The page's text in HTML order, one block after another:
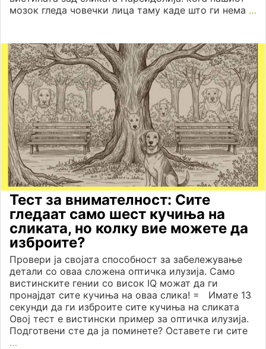
мозок гледа човечки лица таму каде што ги нема …
Тест за внимателност: Сите
гледаат само шест кучиња на
сликата, но колку вие можете да
изброите?
Провери ја својата способност за забележување
детали со оваа сложена оптичка илузија. Само
вистинските гении со висок IQ можат да ги
пронајдат сите кучиња на оваа слика! = Имате 13
секунди да ги изброите сите кучиња на сликата
Овој тест е вистински пример за оптичка илузија.
Подготвени сте да ја поминете? Оставете ги сите
…